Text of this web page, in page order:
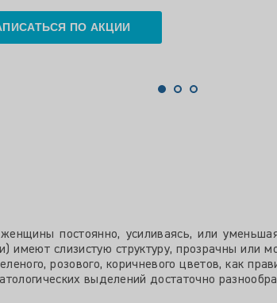
ПО АКЦИИ
постоянно, усиливаясь, или
имеют слизистую структуру, прозрачны или
розового, коричневого цветов, как
выделений достаточно